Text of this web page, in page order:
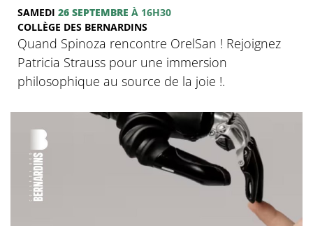
SAMEDI 26 SEPTEMBRE À 16H30
COLLÈGE DES BERNARDINS
Quand Spinoza rencontre OrelSan ! Rejoignez
Patricia Strauss pour une immersion
philosophique au source de la joie !.